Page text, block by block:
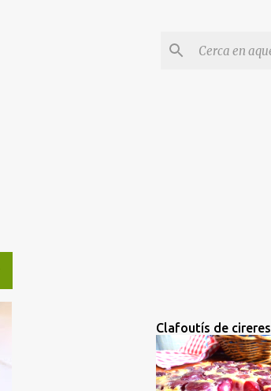
Clafoutís de cireres